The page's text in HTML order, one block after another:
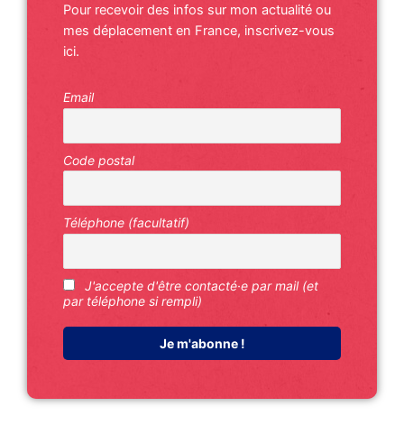
Pour recevoir des infos sur mon actualité ou
mes déplacement en France, inscrivez-vous
ici.
Email
Code postal
Téléphone (facultatif)
J'accepte d'être contacté·e par mail (et
par téléphone si rempli)